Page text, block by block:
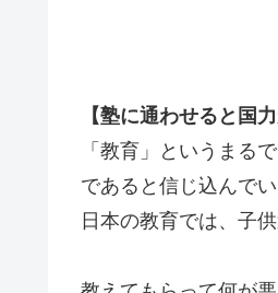
【塾に通わせると国
「教育」というまる
であると信じ込んで
日本の教育では、子